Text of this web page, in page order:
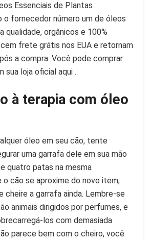
Essenciais de Plantas
o fornecedor número um de óleos
qualidade, orgânicos e 100%
frete grátis nos EUA e retornam
a compra. Você pode comprar
sua loja oficial aqui .
à terapia com óleo
óleo em seu cão, tente
uma garrafa dele em sua mão
quatro patas na mesma
o cão se aproxime do novo item,
cheire a garrafa ainda. Lembre-se
animais dirigidos por perfumes, e
los com demasiada
parece bem com o cheiro, você